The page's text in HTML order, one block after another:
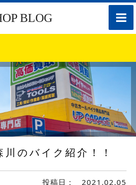
toggle
BLOG
川のバイク紹介！！
投稿日： 2021.02.05